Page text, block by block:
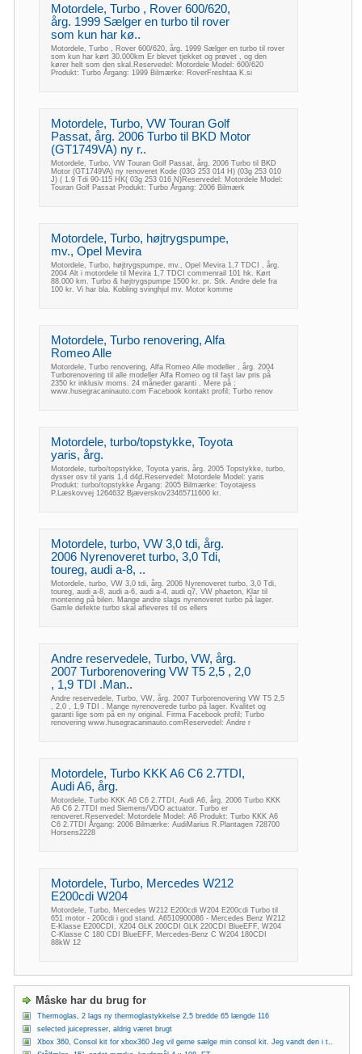
Motordele, Turbo , Rover 600/620,
årg. 1999 Sælger en turbo til rover
som kun har kø..
Motordele, Turbo , Rover 600/620, årg. 1999 Sælger en turbo til rover
som kun har kørt 30.000km Er blevet tjekket og prøvet , og den
kører helt som den skal.Reservedel: Motordele Model: 600/620
Produkt: Turbo Årgang: 1999 Bilmærke: RoverFreshtaa K.si
Motordele, Turbo, VW Touran Golf
Passat, årg. 2006 Turbo til BKD Motor
(GT1749VA) ny r..
Motordele, Turbo, VW Touran Golf Passat, årg. 2006 Turbo til BKD
Motor (GT1749VA) ny renoveret Kode (03G 253 014 H) (03g 253 010
J) ( 1.9 Tdi 90-115 HK( 03g 253 016 N)Reservedel: Motordele Model:
Touran Golf Passat Produkt: Turbo Årgang: 2006 Bilmærk
Motordele, Turbo, højtrygspumpe,
mv., Opel Mevira
Motordele, Turbo, højtrygspumpe, mv., Opel Mevira 1,7 TDCI , årg.
2004 Alt i motordele til Mevira 1,7 TDCI commenrail 101 hk. Kørt
88.000 km. Turbo & højtrygspumpe 1500 kr. pr. Stk. Andre dele fra
100 kr. Vi har bla. Kobling svinghjul mv. Motor komme
Motordele, Turbo renovering, Alfa
Romeo Alle
Motordele, Turbo renovering, Alfa Romeo Alle modeller , årg. 2004
Turborenovering til alle modeller Alfa Romeo og til fast lav pris på
2350 kr inklusiv moms. 24 måneder garanti . Mere på ;
www.husegracaninauto.com Facebook kontakt profil; Turbo renov
Motordele, turbo/topstykke, Toyota
yaris, årg.
Motordele, turbo/topstykke, Toyota yaris, årg. 2005 Topstykke, turbo,
dysser osv til yaris 1,4 d4d.Reservedel: Motordele Model: yaris
Produkt: turbo/topstykke Årgang: 2005 Bilmærke: Toyotajess
P.Læskovvej 1264632 Bjæverskov23465711600 kr.
Motordele, turbo, VW 3,0 tdi, årg.
2006 Nyrenoveret turbo, 3,0 Tdi,
toureg, audi a-8, ..
Motordele, turbo, VW 3,0 tdi, årg. 2006 Nyrenoveret turbo, 3,0 Tdi,
toureg, audi a-8, audi a-6, audi a-4, audi q7, VW phaeton, Klar til
montering på bilen. Mange andre slags nyrenoveret turbo på lager.
Gamle defekte turbo skal afleveres til os ellers
Andre reservedele, Turbo, VW, årg.
2007 Turborenovering VW T5 2,5 , 2,0
, 1,9 TDI .Man..
Andre reservedele, Turbo, VW, årg. 2007 Turborenovering VW T5 2,5
, 2,0 , 1,9 TDI . Mange nyrenoverede turbo på lager. Kvalitet og
garanti lige som på en ny original. Firma Facebook profil; Turbo
renovering www.husegracaninauto.comReservedel: Andre r
Motordele, Turbo KKK A6 C6 2.7TDI,
Audi A6, årg.
Motordele, Turbo KKK A6 C6 2.7TDI, Audi A6, årg. 2006 Turbo KKK
A6 C6 2.7TDI med Siemens/VDO actuator. Turbo er
renoveret.Reservedel: Motordele Model: A6 Produkt: Turbo KKK A6
C6 2.7TDI Årgang: 2006 Bilmærke: AudiMarius R.Plantagen 728700
Horsens2228
Motordele, Turbo, Mercedes W212
E200cdi W204
Motordele, Turbo, Mercedes W212 E200cdi W204 E200cdi Turbo til
651 motor - 200cdi i god stand. A6510900086 - Mercedes Benz W212
E-Klasse E200CDI, X204 GLK 200CDI GLK 220CDI BlueEFF, W204
C-Klasse C 180 CDI BlueEFF, Mercedes-Benz C W204 180CDI
88kW 12
Måske har du brug for
Thermoglas, 2 lags ny thermoglastykkelse 2,5 bredde 65 længde 116
selected juicepresser, aldrig været brugt
Xbox 360, Consol kit for xbox360 Jeg vil gerne sælge min consol kit. Jeg vandt den i t..